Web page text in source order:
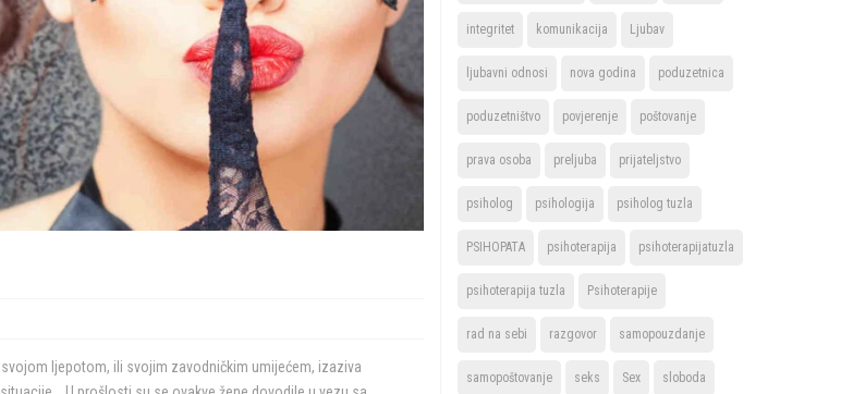
ljepotom, ili svojim zavodničkim umijećem, izaziva
integritet komunikacija Ljubav
ljubavni odnosi nova godina poduzetnica
poduzetništvo povjerenje poštovanje
prava osoba preljuba prijateljstvo
psiholog psihologija psiholog tuzla
PSIHOPATA psihoterapija psihoterapijatuzla
psihoterapija tuzla Psihoterapije
rad na sebi razgovor samopouzdanje
samopoštovanje seks Sex sloboda